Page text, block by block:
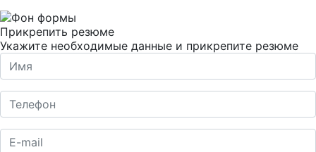
Прикрепить резюме
Укажите необходимые данные и прикрепите резюме